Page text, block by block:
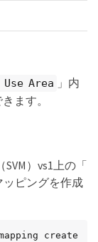
Area
」内
ます。
）vs1上の「
ッピングを作成
create